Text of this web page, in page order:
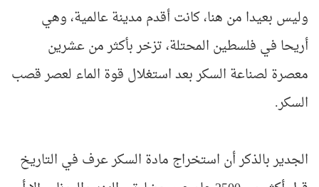
وليس بعيدا من هنا، كانت أقدم مدينة عالمية، وهي
أريحا في فلسطين المحتلة، تزخر بأكثر من عشرين
معصرة لصناعة السكر بعد استغلال قوة الماء لعصر قصب
السكر.
الجدير بالذكر أن استخراج مادة السكر عرف في التاريخ